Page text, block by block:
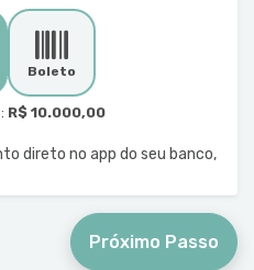
Boleto
R$ 10.000,00
direto no app do seu banco,
Próximo Passo